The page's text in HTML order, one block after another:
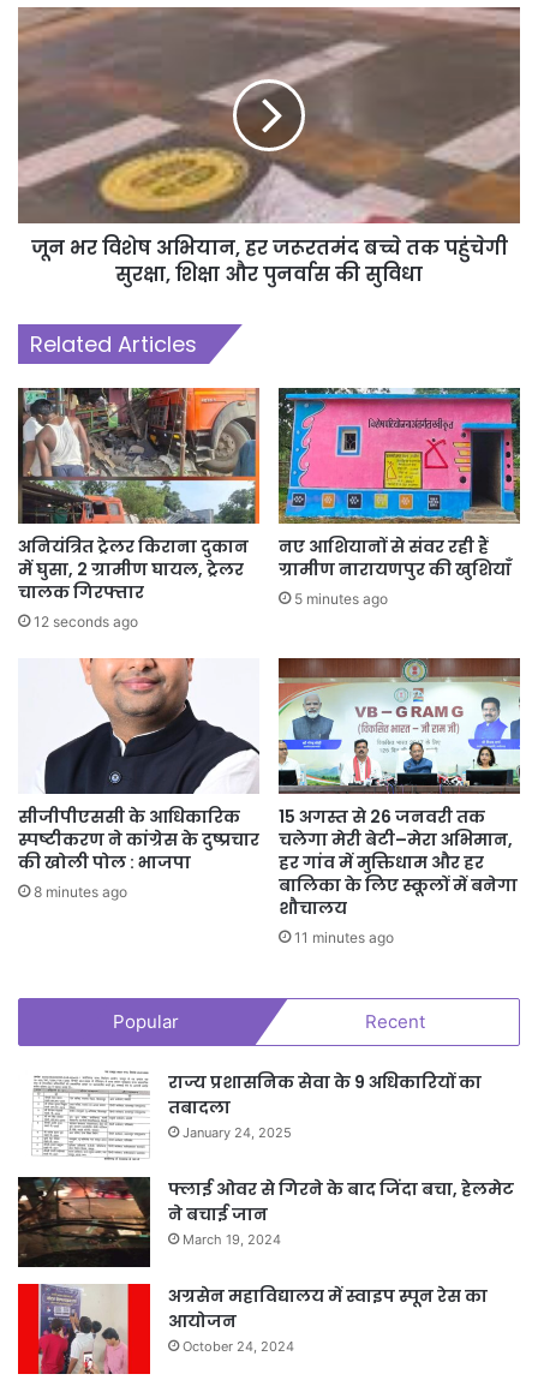
जून भर विशेष अभियान, हर जरूरतमंद बच्चे तक पहुंचेगी
सुरक्षा, शिक्षा और पुनर्वास की सुविधा
Related Articles
अनियंत्रित ट्रेलर किराना दुकान
में घुसा, 2 ग्रामीण घायल, ट्रेलर
चालक गिरफ्तार
12 seconds ago
नए आशियानों से संवर रही हैं
ग्रामीण नारायणपुर की खुशियाँ
5 minutes ago
सीजीपीएससी के आधिकारिक
स्पष्टीकरण ने कांग्रेस के दुष्प्रचार
की खोली पोल : भाजपा
8 minutes ago
15 अगस्त से 26 जनवरी तक
चलेगा मेरी बेटी–मेरा अभिमान,
हर गांव में मुक्तिधाम और हर
बालिका के लिए स्कूलों में बनेगा
शौचालय
11 minutes ago
Popular Recent
राज्य प्रशासनिक सेवा के 9 अधिकारियों का
तबादला
January 24, 2025
फ्लाई ओवर से गिरने के बाद जिंदा बचा, हेलमेट
ने बचाई जान
March 19, 2024
अग्रसेन महाविद्यालय में स्वाइप स्पून रेस का
आयोजन
October 24, 2024